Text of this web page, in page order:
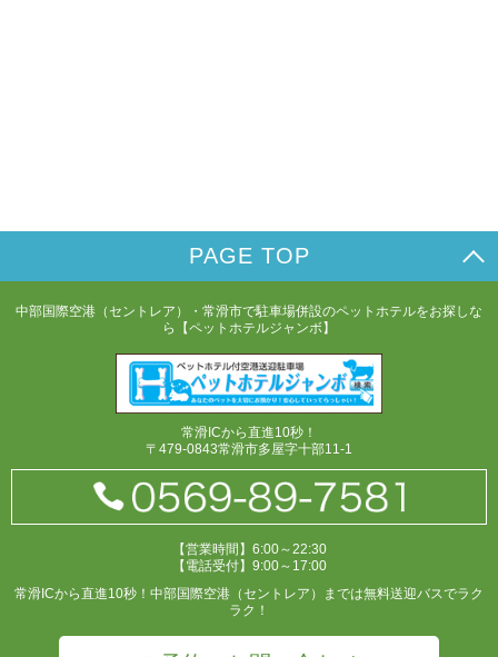
PAGE TOP
中部国際空港（セントレア）・常滑市で駐車場併設のペットホテルをお探しな
ら【ペットホテルジャンボ】
常滑ICから直進10秒！
〒479-0843常滑市多屋字十部11-1
【営業時間】6:00～22:30
【電話受付】9:00～17:00
常滑ICから直進10秒！中部国際空港（セントレア）までは無料送迎バスでラク
ラク！